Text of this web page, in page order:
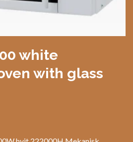
white
with glass